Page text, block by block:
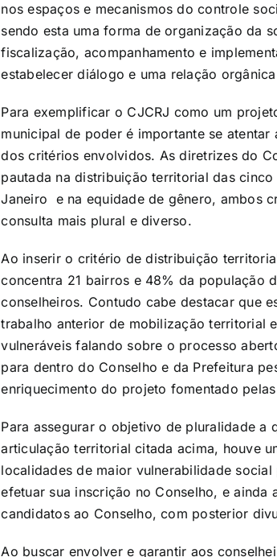
nos espaços e mecanismos do controle
sendo esta uma forma de organização da
fiscalização, acompanhamento e
estabelecer diálogo e uma relação
Para exemplificar o CJCRJ como um
municipal de poder é importante se
dos critérios envolvidos. As diretrizes do
pautada na distribuição territorial das
Janeiro e na equidade de gênero, ambos
consulta mais plural e diverso.
Ao inserir o critério de distribuição
concentra 21 bairros e 48% da população
conselheiros. Contudo cabe destacar que
trabalho anterior de mobilização territorial
vulneráveis falando sobre o processo
para dentro do Conselho e da Prefeitura
enriquecimento do projeto fomentado
Para assegurar o objetivo de pluralidade
articulação territorial citada acima, houve
localidades de maior vulnerabilidade
efetuar sua inscrição no Conselho, e
candidatos ao Conselho, com posterior
Ao buscar envolver e garantir aos